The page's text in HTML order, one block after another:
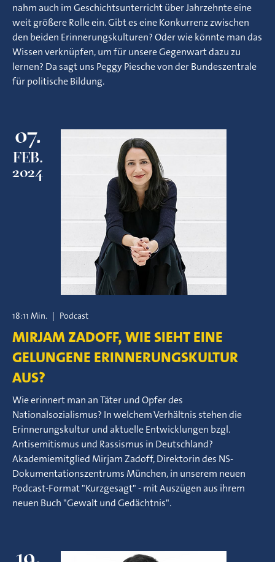
nahm auch im Geschichtsunterricht über Jahrzehnte eine
weit größere Rolle ein. Gibt es eine Konkurrenz zwischen
den beiden Erinnerungskulturen? Oder wie könnte man das
Wissen verknüpfen, um für unsere Gegenwart dazu zu
lernen? Da sagt uns Peggy Piesche von der Bundeszentrale
für politische Bildung.
07.
FEB.
2024
18:11 Min. | Podcast
MIRJAM ZADOFF, WIE SIEHT EINE
GELUNGENE ERINNERUNGSKULTUR
AUS?
Wie erinnert man an Täter und Opfer des
Nationalsozialismus? In welchem Verhältnis stehen die
Erinnerungskultur und aktuelle Entwicklungen bzgl.
Antisemitismus und Rassismus in Deutschland?
Akademiemitglied Mirjam Zadoff, Direktorin des NS-
Dokumentationszentrums München, in unserem neuen
Podcast-Format "Kurzgesagt" - mit Auszügen aus ihrem
neuen Buch "Gewalt und Gedächtnis".
19.